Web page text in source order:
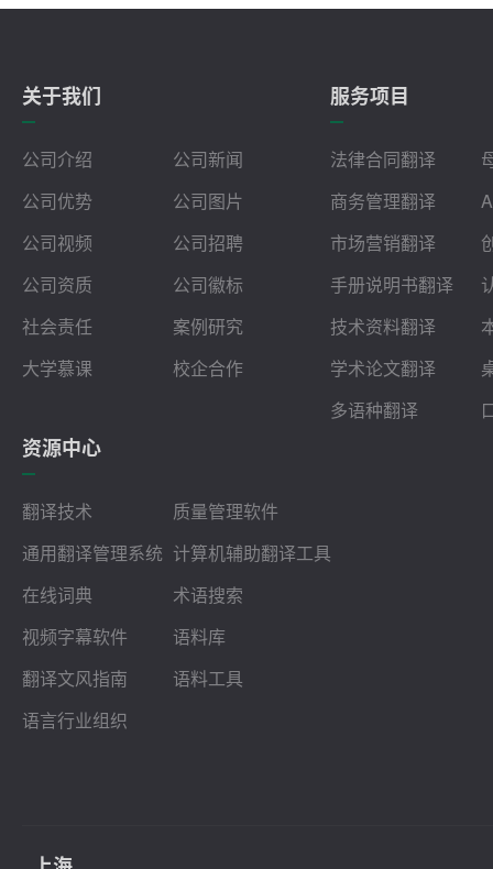
关于我们
公司介绍
公司新闻
公司优势
公司图片
公司视频
公司招聘
公司资质
公司徽标
社会责任
案例研究
大学慕课
校企合作
服务项目
法律合同翻译
商务管理翻译
市场营销翻译
手册说明书翻译
技术资料翻译
学术论文翻译
多语种翻译
资源中心
翻译技术
质量管理软件
通用翻译管理系统 计算机辅助翻译工具
在线词典
术语搜索
视频字幕软件
语料库
翻译文风指南
语料工具
语言行业组织